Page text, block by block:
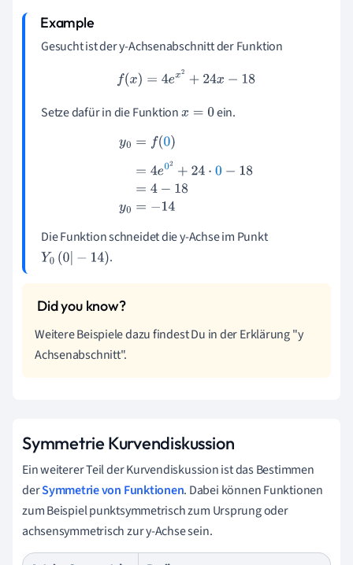
Gesucht ist der y-Achsenabschnitt der Funktion
f (x) =4ex +24x−18
Setze dafür in die Funktionx= 0
ein.
(0) =4e 02+24
Die Funktion schneidet die y-Achse im Punkt
Y0( 0|− 14) .
Weitere Beispiele dazu findest Du in der Erklärung "y
Achsenabschnitt".
Symmetrie Kurvendiskussion
Ein weiterer Teil der Kurvendiskussion ist das Bestimmen
derSymmetrie von Funktionen. Dabei können Funktionen
zum Beispiel punktsymmetrisch zum Ursprung oder
achsensymmetrisch zur y-Achse sein.